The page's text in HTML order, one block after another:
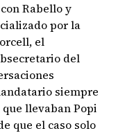
Rabello y
por la
el
del
siempre
llevaban Popi
que el caso solo